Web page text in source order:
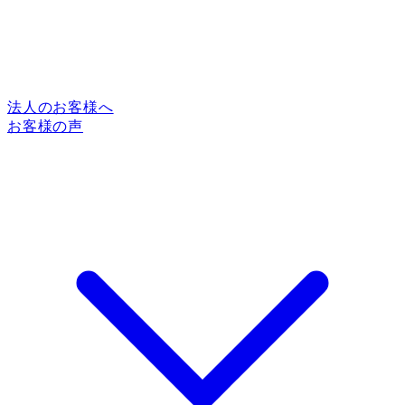
法人のお客様へ
お客様の声